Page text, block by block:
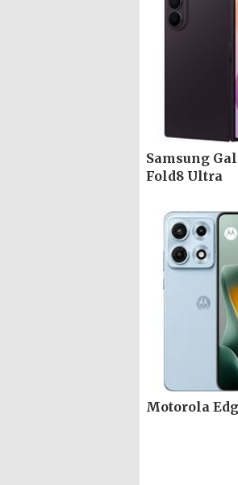
Samsung
Fold8 Ultra
Motorola